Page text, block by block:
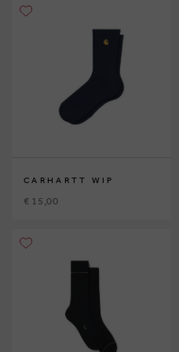
CARHARTT WIP
€ 15,00